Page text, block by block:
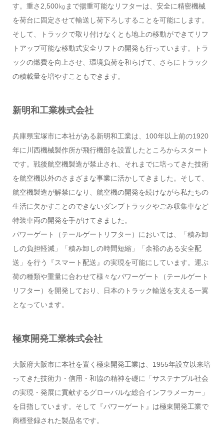
す。重さ2,500㎏まで揚重可能なリフターは、安全に精密機械
を荷台に固定させて輸送し荷下ろしすることを可能にします。
そして、トラックで取り付けなくとも地上の移動ができてリフ
トアップ可能な移動式安全リフトの開発も行っています。トラ
ックの燃費を向上させ、環境負荷を和らげて、さらにトラック
の積載量を増やすこともできます。
新明和工業株式会社
兵庫県宝塚市に本社がある新明和工業は、100年以上前の1920
年に川西機械製作所が飛行機部を設置したところからスタート
です。戦後航空機製造が禁止され、それまでに培ってきた技術
を航空機以外のさまざまな事業に活かしてきました。そして、
航空機製造が解禁になり、航空機の開発を続けながら私たちの
生活に欠かすことのできないダンプトラックやごみ収集車など
特装車両の開発を手がけてきました。
パワーゲート（テールゲートリフター）においては、「積み卸
しの負担軽減」「積み卸しの時間短縮」「余裕のある安全配
送」を行う『スマート配送』の実現を可能にしています。運ぶ
荷の種類や重量に合わせて様々なパワーゲート（テールゲート
リフター）を開発しており、日本のトラック輸送を支える一翼
となっています。
極東開発工業株式会社
大阪府大阪市に本社を置く極東開発工業は、1955年設立以来培
ってきた技術力・信用・和協の精神を礎に「サステナブル社会
の実現・発展に貢献するグローバルな総合インフラメーカー」
を目指しています。そして『パワーゲート』は極東開発工業で
商標登録された製品名です。